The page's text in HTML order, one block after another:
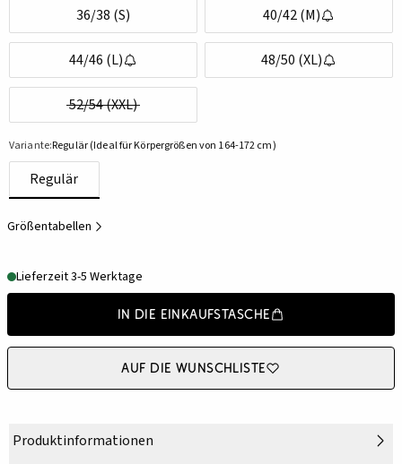
36/38 (S) 40/42 (M)
44/46 (L) 48/50 (XL)
52/54 (XXL)
Variante:Regulär (Ideal für Körpergrößen von 164-172 cm)
Regulär
Größentabellen
Lieferzeit 3-5 Werktage
In die Einkaufstasche
Auf die Wunschliste
Produktinformationen